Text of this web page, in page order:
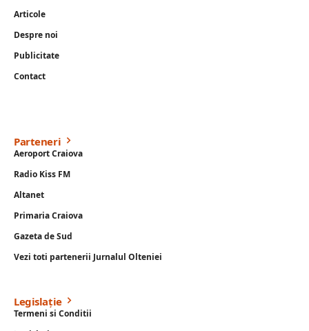
Articole
Despre noi
Publicitate
Contact
Parteneri
Aeroport Craiova
Radio Kiss FM
Altanet
Primaria Craiova
Gazeta de Sud
Vezi toti partenerii Jurnalul Olteniei
Legislație
Termeni si Conditii